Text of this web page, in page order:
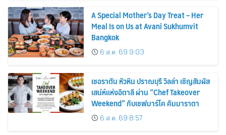
A Special Mother’s Day Treat – Her
Meal Is on Us at Avani Sukhumvit
Bangkok
6 ส.ค. 69 9:03
เชอราตัน หัวหิน ปราณบุรี วิลล่า เชิญสัมผัส
เสน่ห์แห่งอิตาลี ผ่าน “Chef Takeover
Weekend” กับเชฟมาร์โค คัมมาราตา
6 ส.ค. 69 8:57